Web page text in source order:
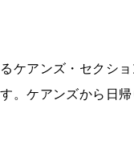
ケアンズ・セクショ
。ケアンズから日